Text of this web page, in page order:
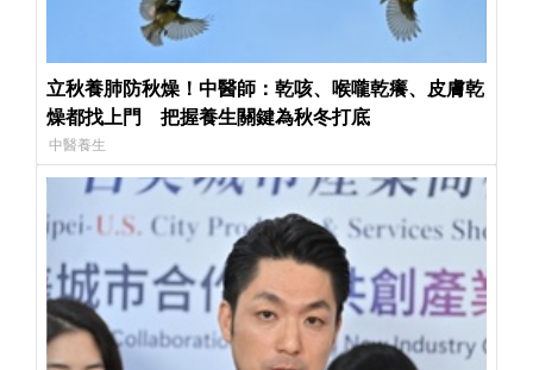
立秋養肺防秋燥！中醫師：乾咳、喉嚨乾癢、皮膚乾
燥都找上門 把握養生關鍵為秋冬打底
中醫養生